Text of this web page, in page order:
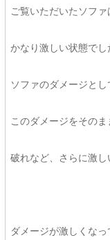
ご覧いただいたソフ
かなり激しい状態でし
ソファのダメージとし
このダメージをそのま
破れなど、さらに激し
ダメージが激しくなっ